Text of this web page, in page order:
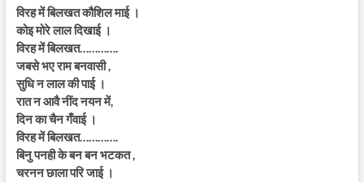
विरह में बिलखत कौशिल माई ।
कोइ मोरे लाल दिखाई ।
विरह में बिलखत………….
जबसे भए राम बनवासी ,
सुधि न लाल की पाई ।
रात न आवै नींद नयन में,
दिन का चैन गँवाई ।
विरह में बिलखत………….
बिनु पनही के बन बन भटकत ,
चरनन छाला परि जाई ।